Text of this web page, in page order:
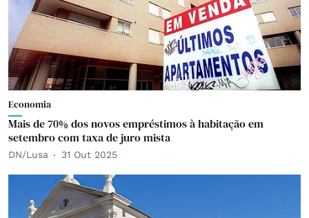
Economia
Mais de 70% dos novos empréstimos à habitação em
setembro com taxa de juro mista
DN/Lusa 31 Out 2025